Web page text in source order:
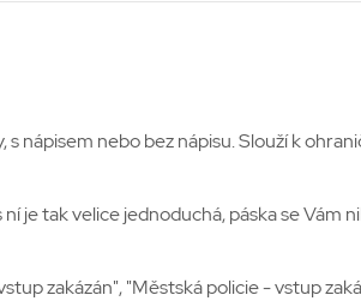
nápisem nebo bez nápisu. Slouží k
je tak velice jednoduchá, páska se Vám
zakázán", "Městská policie - vstup